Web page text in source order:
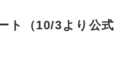
ト（10/3より公式